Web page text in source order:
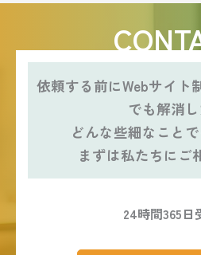
依頼する前にWebサイト
でも解消
どんな些細なこと
まずは私たちにご
24時間365日